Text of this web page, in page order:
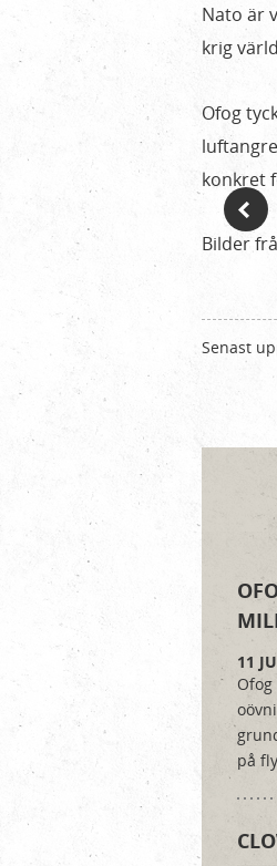
Nato är
krig
Ofog
konkret
Bilder
Senast
11
på